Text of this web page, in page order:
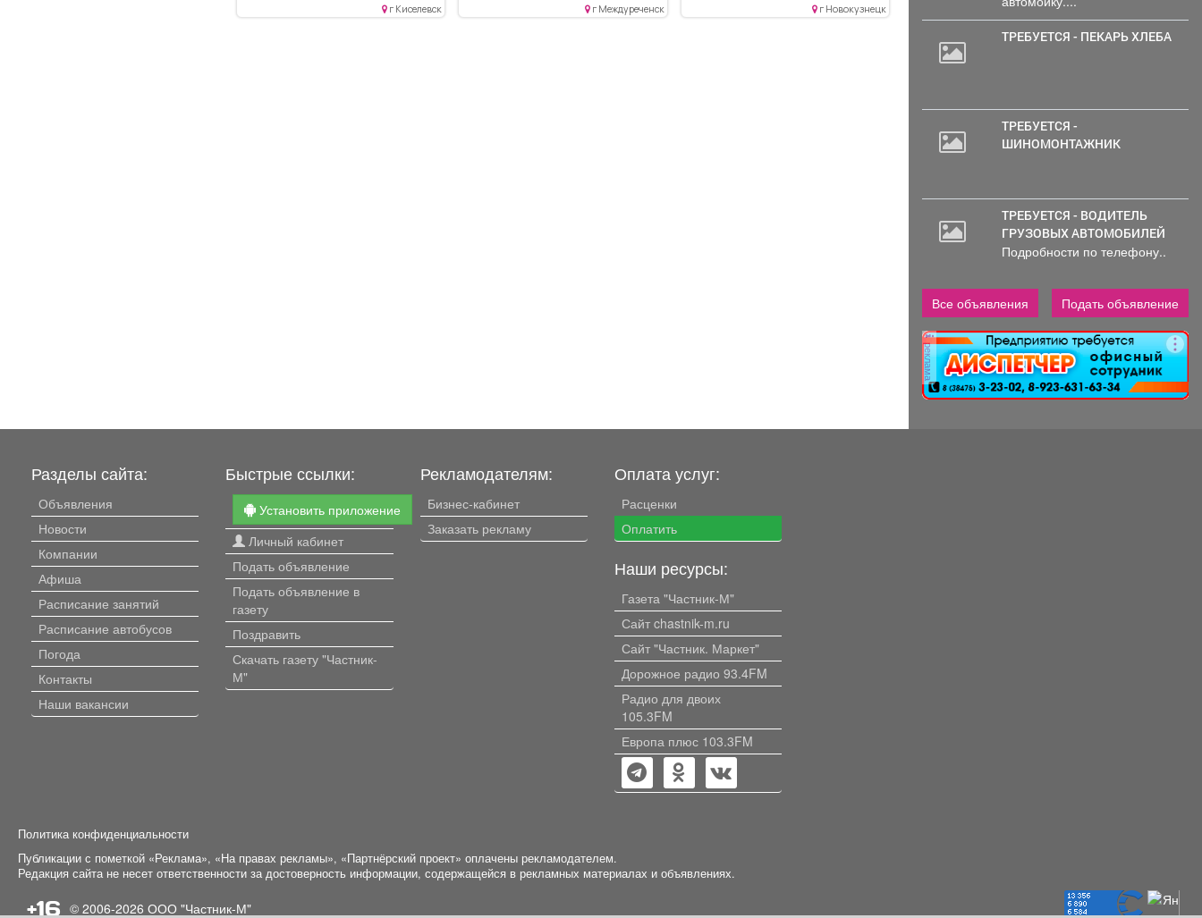
Дисциплинированность..
Выполнение должностных
г Киселевск г Междуреченск г Новокузнецк
ТРЕБУЕТСЯ - ПЕКАРЬ ХЛЕБА
ТРЕБУЕТСЯ -
ШИНОМОНТАЖНИК
ТРЕБУЕТСЯ - ВОДИТЕЛЬ
ГРУЗОВЫХ АВТОМОБИЛЕЙ
Подробности по телефону..
Все объявления Подать объявление
реклама
Разделы сайта:
Объявления
Новости
Компании
Афиша
Расписание занятий
Расписание автобусов
Погода
Контакты
Наши вакансии
Быстрые ссылки:
Установить приложение
Личный кабинет
Подать объявление
Подать объявление в
газету
Поздравить
Скачать газету "Частник-
М"
Рекламодателям:
Бизнес-кабинет
Заказать рекламу
Оплата услуг:
Расценки
Оплатить
Наши ресурсы:
Газета "Частник-М"
Сайт chastnik-m.ru
Сайт "Частник. Маркет"
Дорожное радио 93.4FM
Радио для двоих
105.3FM
Европа плюс 103.3FM
Политика конфиденциальности
Публикации с пометкой «Реклама», «На правах рекламы», «Партнёрский проект» оплачены рекламодателем.
Редакция сайта не несет ответственности за достоверность информации, содержащейся в рекламных материалах и объявлениях.
+16 © 2006-2026 ООО "Частник-М"